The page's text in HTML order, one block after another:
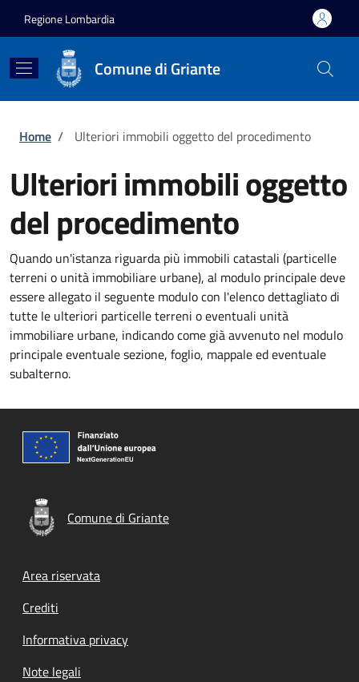
Regione Lombardia
Comune di Griante
Briciole di pane
Home / Ulteriori immobili oggetto del procedimento
Ulteriori immobili oggetto
del procedimento
Quando un'istanza riguarda più immobili catastali (particelle
terreni o unità immobiliare urbane), al modulo principale deve
essere allegato il seguente modulo con l'elenco dettagliato di
tutte le ulteriori particelle terreni o eventuali unità
immobiliare urbane, indicando come già avvenuto nel modulo
principale eventuale sezione, foglio, mappale ed eventuale
subalterno.
Comune di Griante
Footer menu
Area riservata
Crediti
Informativa privacy
Note legali